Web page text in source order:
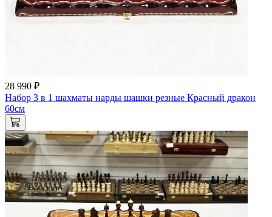
28 990 ₽
Набор 3 в 1 шахматы нарды шашки резные Красный дракон
60см